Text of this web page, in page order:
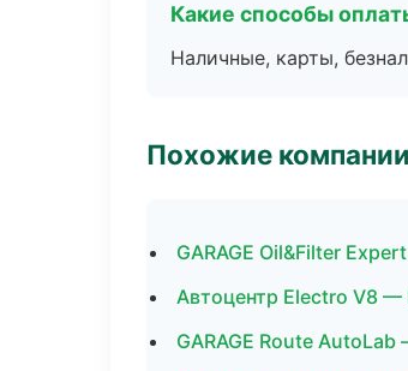
Какие способы
Наличные, карты,
Похожие
GARAGE Oil&Filter
Автоцентр Electro V8 —
GARAGE Route